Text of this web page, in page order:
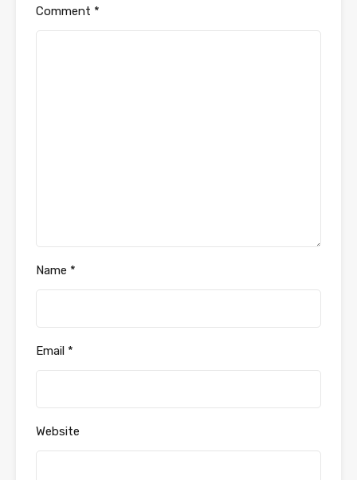
Comment *
Name *
Email *
Website